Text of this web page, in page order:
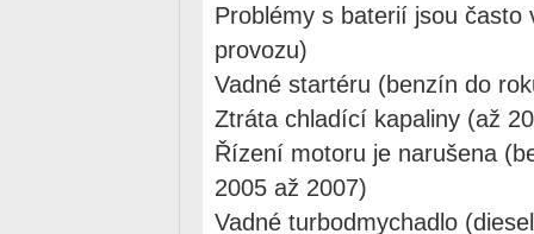
Problémy s baterií jsou často
provozu)
Vadné startéru (benzín do
Ztráta chladící kapaliny (až
Řízení motoru je narušena
2005 až 2007)
Vadné turbodmychadlo